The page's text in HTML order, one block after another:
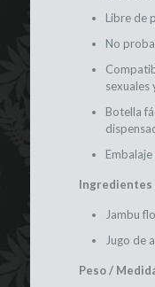
Libre de
No
sexuales
Botella
Ingredientes
Jambu
Jugo de
Peso /